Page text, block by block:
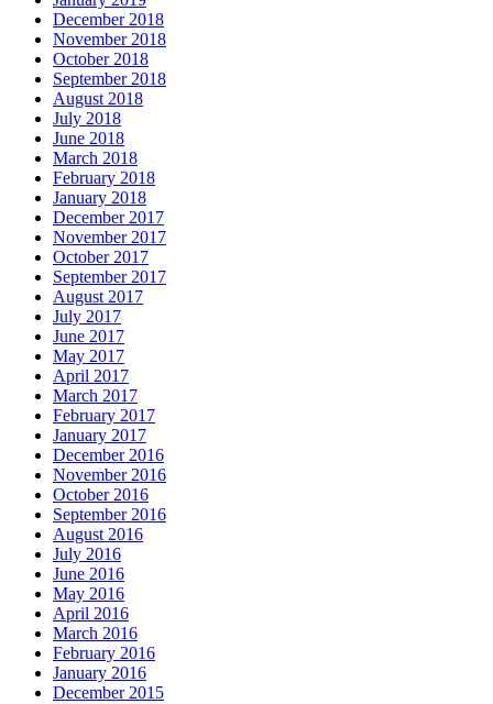
December 2018
November 2018
October 2018
September 2018
August 2018
July 2018
June 2018
March 2018
February 2018
January 2018
December 2017
November 2017
October 2017
September 2017
August 2017
July 2017
June 2017
May 2017
April 2017
March 2017
February 2017
January 2017
December 2016
November 2016
October 2016
September 2016
August 2016
July 2016
June 2016
May 2016
April 2016
March 2016
February 2016
January 2016
December 2015